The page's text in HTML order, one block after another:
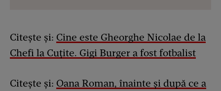
Citește și: Cine este Gheorghe Nicolae de la
Chefi la Cuțite. Gigi Burger a fost fotbalist
Citește și: Oana Roman, înainte și după ce a